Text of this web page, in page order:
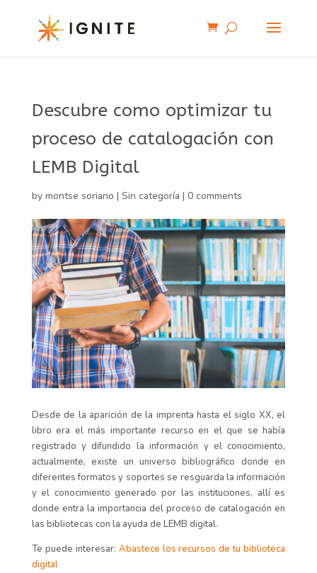
Descubre como optimizar tu
proceso de catalogación con
LEMB Digital
by montse soriano | Sin categoría | 0 comments
Desde de la aparición de la imprenta hasta el siglo XX, el
libroera elmás importante recurso en el que se había
registrado y difundido la información y el conocimiento,
actualmente, existe un universo bibliográfico donde en
diferentes formatos y soportes se resguarda la información
y el conocimiento generado por las instituciones, allí es
donde entra la importancia del proceso de catalogación en
las bibliotecas con la ayuda de LEMB digital.
Te puede interesar: Abastece los recursos de tu biblioteca
digital